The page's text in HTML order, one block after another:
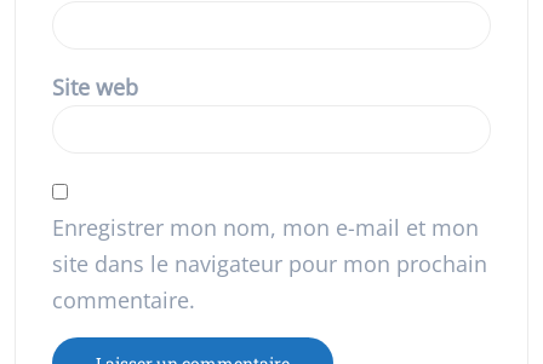
Site web
Enregistrer mon nom, mon e-mail et mon
site dans le navigateur pour mon prochain
commentaire.